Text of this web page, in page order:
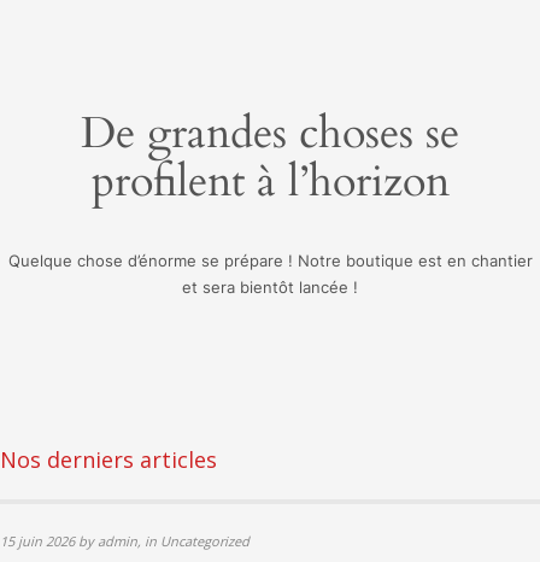
De grandes choses se
profilent à l’horizon
Quelque chose d’énorme se prépare ! Notre boutique est en chantier
et sera bientôt lancée !
Nos derniers articles
15 juin 2026 by admin, in Uncategorized